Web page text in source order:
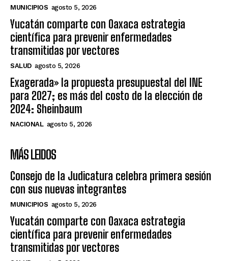
MUNICIPIOS agosto 5, 2026
Yucatán comparte con Oaxaca estrategia
científica para prevenir enfermedades
transmitidas por vectores
SALUD agosto 5, 2026
Exagerada» la propuesta presupuestal del INE
para 2027; es más del costo de la elección de
2024: Sheinbaum
NACIONAL agosto 5, 2026
MÁS LEIDOS
Consejo de la Judicatura celebra primera sesión
con sus nuevas integrantes
MUNICIPIOS agosto 5, 2026
Yucatán comparte con Oaxaca estrategia
científica para prevenir enfermedades
transmitidas por vectores